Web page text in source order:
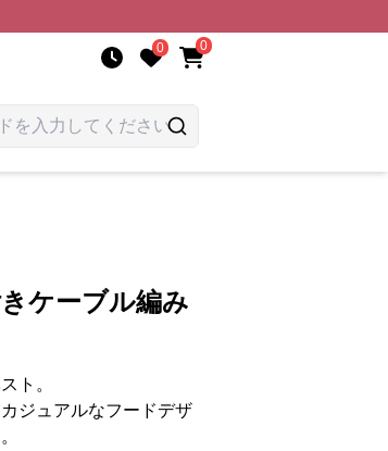
0 0
ケーブル編み
ト。
ジュアルなフードデザ